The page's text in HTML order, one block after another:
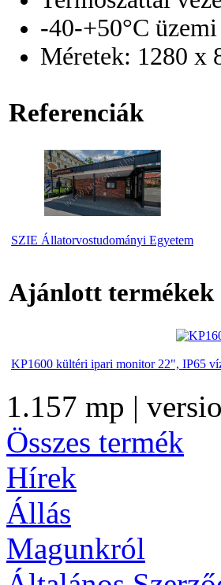
-40-+50°C
Méretek: 1280 x
Referenciák
SZIE Állatorvostudományi Egyetem
Ajánlott termékek
KP1600 kültéri ipari monitor 22", IP65
1.157 mp |
Összes termék
Hírek
Állás
Magunkról